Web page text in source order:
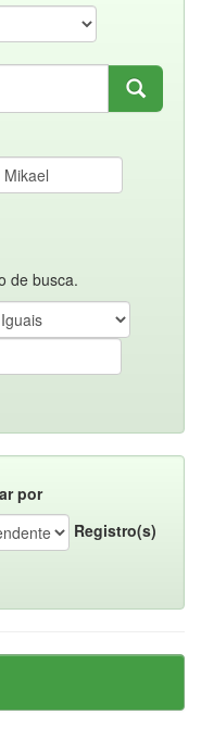
de busca.
por
Registro(s)